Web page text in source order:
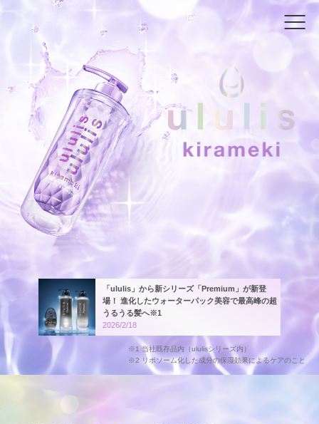
HOME
PRODUCT
SHOP
ululis TOP
AQUA
VITA.C
PINKme
kirameki
INSTAGRAM
個人情報の取扱いについて
「ululis」から新シリーズ「Premium」が新登
場！ 進化したウォーターパック美容で最高峰の超
うるうる髪へ※1
2026/2/18
※1 当社既存品内（ululisシリーズ内）
※2 リポソーム化した成分の保湿効果によるケアのこと